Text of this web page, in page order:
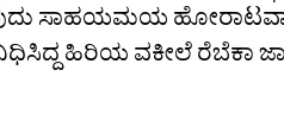
ಸಾಹಯಮಯ
ಹಿರಿಯ ವಕೀಲೆ ರೆಬೆಕಾ